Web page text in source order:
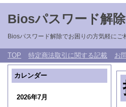
Biosパスワード解
Biosパスワード解除でお困りの方気軽に
TOP 特定商法取引に関する記載 お
カレンダー
2026年7月